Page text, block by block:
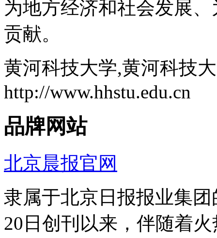
为地方经济和社会发展
贡献。
黄河科技大学,黄河科技
http://www.hhstu.edu.cn
品牌网站
北京晨报官网
隶属于北京日报报业集
20日创刊以来，伴随着